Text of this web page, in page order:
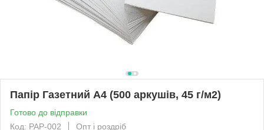
Папір Газетний А4 (500 аркушів, 45 г/м2)
Готово до відправки
Код: PAP-002
Опт і роздріб